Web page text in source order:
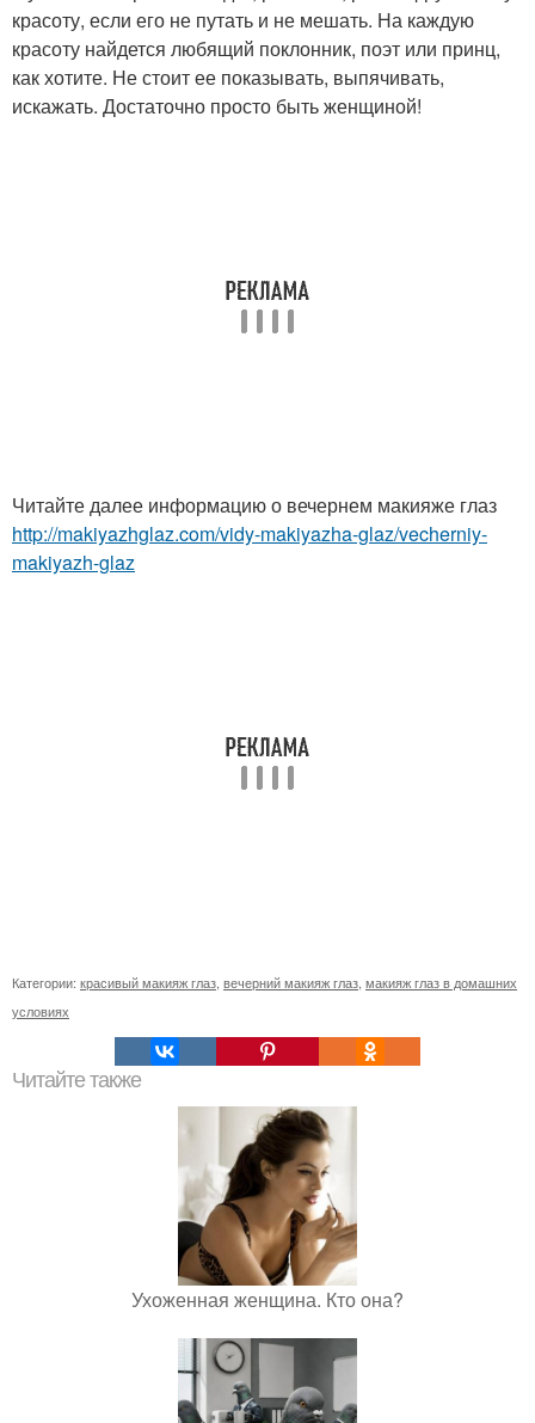
красоту, если его не путать и не мешать. На каждую
красоту найдется любящий поклонник, поэт или принц,
как хотите. Не стоит ее показывать, выпячивать,
искажать. Достаточно просто быть женщиной!
Читайте далее информацию о вечернем макияже глаз
http://makiyazhglaz.com/vidy-makiyazha-glaz/vecherniy-
makiyazh-glaz
Категории: красивый макияж глаз, вечерний макияж глаз, макияж глаз в домашних
условиях
Читайте также
Ухоженная женщина. Кто она?